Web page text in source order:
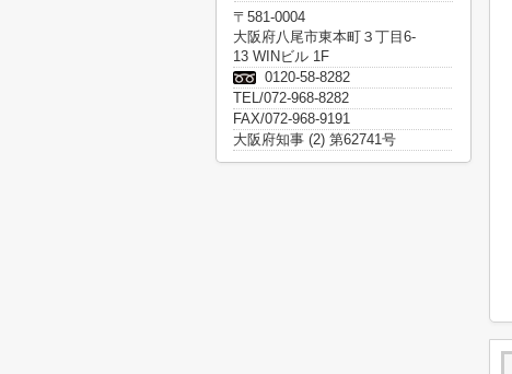
〒581-0004
大阪府八尾市東本町３丁目6-
13 WINビル 1F
0120-58-8282
TEL/072-968-8282
FAX/072-968-9191
大阪府知事 (2) 第62741号